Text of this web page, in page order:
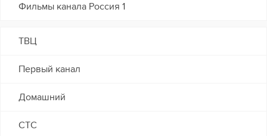
Фильмы канала Россия 1
ТВЦ
Первый канал
Домашний
СТС